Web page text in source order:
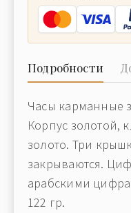
Подробности
Часы карманные
Корпус золотой,
золото. Три
закрываются.
арабскими
122 гр.